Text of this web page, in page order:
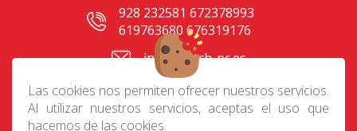
Las cookies nos permiten ofrecer nuestros servicios.
Al utilizar nuestros servicios, aceptas el uso que
hacemos de las cookies.
928 232581 672378993
619763680 676319176
info@batch-pc.es
C/ Gral. Mas de Gaminde
24 35006, Las Palmas